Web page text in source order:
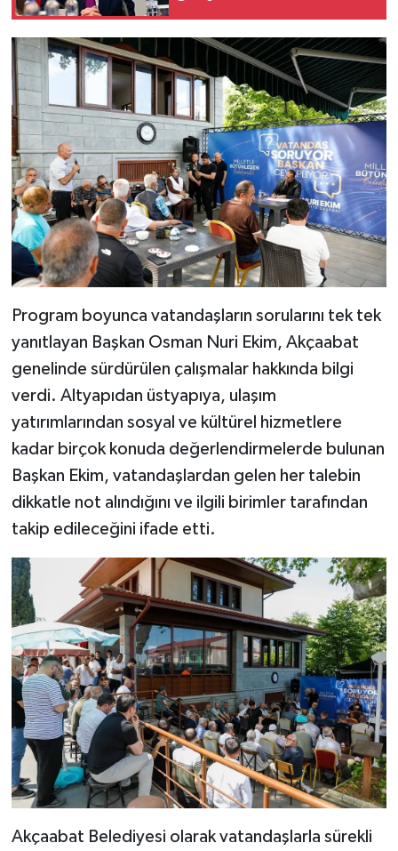
Program boyunca vatandaşların sorularını tek tek
yanıtlayan Başkan Osman Nuri Ekim, Akçaabat
genelinde sürdürülen çalışmalar hakkında bilgi
verdi. Altyapıdan üstyapıya, ulaşım
yatırımlarından sosyal ve kültürel hizmetlere
kadar birçok konuda değerlendirmelerde bulunan
Başkan Ekim, vatandaşlardan gelen her talebin
dikkatle not alındığını ve ilgili birimler tarafından
takip edileceğini ifade etti.
Akçaabat Belediyesi olarak vatandaşlarla sürekli